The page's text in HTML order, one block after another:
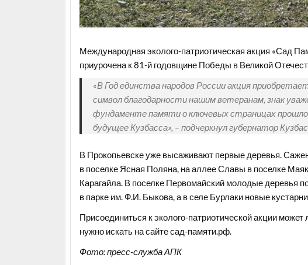
Международная эколого-патриотическая акция «Сад
приурочена к 81-й годовщине Победы в Великой
«В Год единства народов России акция
символ благодарности нашим ветеранам, знак
фундаменте памяти о ключевых страницах
будущее Кузбасса», – подчеркнул губернатор
В Прокопьевске уже высаживают первые деревья.
в поселке Ясная Поляна, на аллее Славы в поселке
Карагайла. В поселке Первомайский молодые деревья
в парке им. Ф.И. Быкова, а в селе Бурлаки новые
Присоединиться к эколого-патриотической акции
нужно искать на сайтесад-памяти.рф.
Фото: пресс-служба АПК